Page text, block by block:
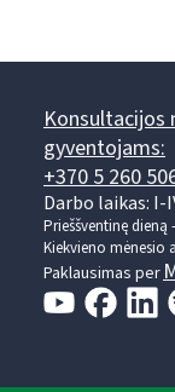
Konsultacijos
gyventojams:
+370 5 260
Darbo laikas: I-
Prieššventinę
Kiekvieno mėnesio
Paklausimas per